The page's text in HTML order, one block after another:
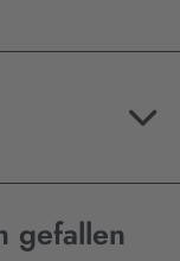
gefallen